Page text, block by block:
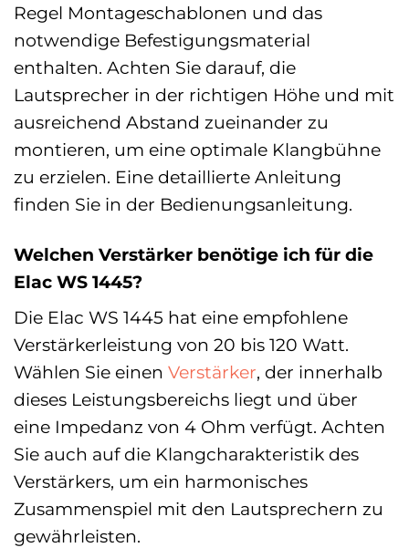
Regel Montageschablonen und das
notwendige Befestigungsmaterial
enthalten. Achten Sie darauf, die
Lautsprecher in der richtigen Höhe und mit
ausreichend Abstand zueinander zu
montieren, um eine optimale Klangbühne
zu erzielen. Eine detaillierte Anleitung
finden Sie in der Bedienungsanleitung.
Welchen Verstärker benötige ich für die
Elac WS 1445?
Die Elac WS 1445 hat eine empfohlene
Verstärkerleistung von 20 bis 120 Watt.
Wählen Sie einen Verstärker, der innerhalb
dieses Leistungsbereichs liegt und über
eine Impedanz von 4 Ohm verfügt. Achten
Sie auch auf die Klangcharakteristik des
Verstärkers, um ein harmonisches
Zusammenspiel mit den Lautsprechern zu
gewährleisten.